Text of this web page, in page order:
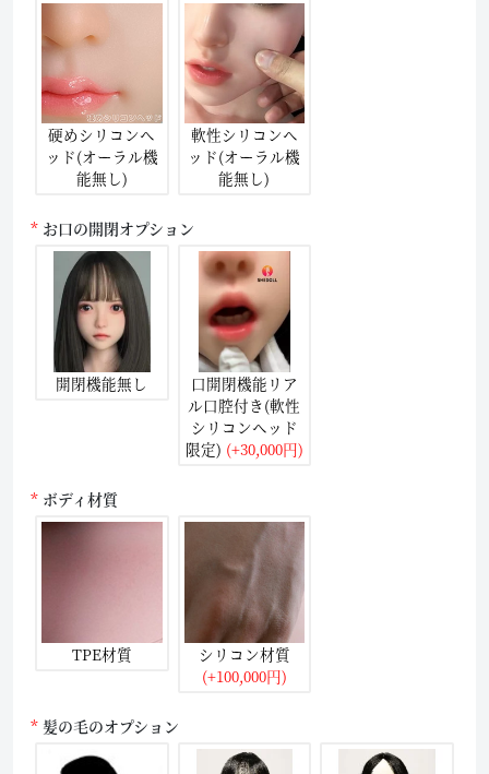
硬めシリコンヘ
ッド(オーラル機
能無し)
軟性シリコンヘ
ッド(オーラル機
能無し)
お口の開閉オプション
開閉機能無し
口開閉機能リア
ル口腔付き(軟性
シリコンヘッド
限定) (+30,000円)
ボディ材質
TPE材質
シリコン材質
(+100,000円)
髪の毛のオプション